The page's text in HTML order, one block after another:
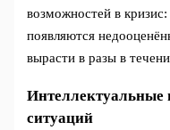
возможностей в
появляются
вырасти в разы в
Интеллектуальные
ситуаций